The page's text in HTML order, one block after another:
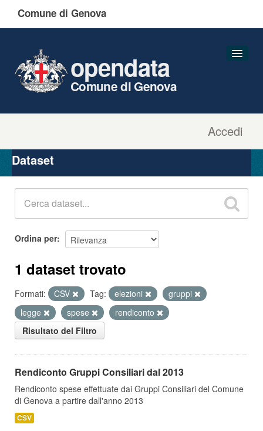
Comune di Genova
Accedi
opendata
Comune di Genova
Organizzazioni
Gruppi
Dataset
Ordina per
1 dataset trovato
Formati: CSV Tag: elezioni
gruppi
legge
spese
rendiconto
Risultato del Filtro
Rendiconto Gruppi Consiliari dal 2013
Rendiconto spese effettuate dai Gruppi Consiliari del Comune
di Genova a partire dall'anno 2013
CSV